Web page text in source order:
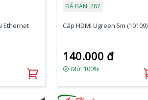
Ethernet
ĐÃ BÁN: 287
Cáp HDMI Ugreen 5m (10109)
140.000 đ
Mới 100%